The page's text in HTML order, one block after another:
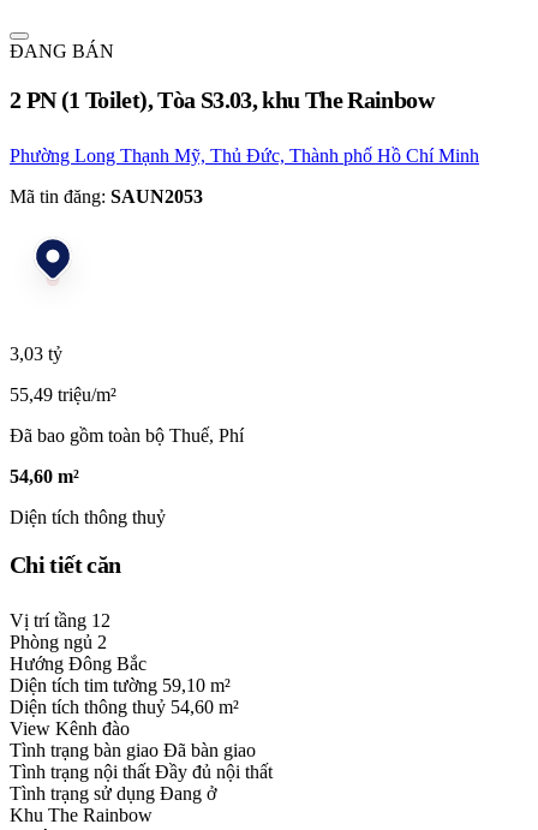
ĐANG BÁN
2 PN (1 Toilet), Tòa S3.03, khu The Rainbow
Phường Long Thạnh Mỹ, Thủ Đức, Thành phố Hồ Chí Minh
Mã tin đăng: SAUN2053
3,03 tỷ
55,49 triệu/m²
Đã bao gồm toàn bộ Thuế, Phí
54,60 m²
Diện tích thông thuỷ
Chi tiết căn
Vị trí tầng 12
Phòng ngủ 2
Hướng Đông Bắc
Diện tích tim tường 59,10 m²
Diện tích thông thuỷ 54,60 m²
View Kênh đào
Tình trạng bàn giao Đã bàn giao
Tình trạng nội thất Đầy đủ nội thất
Tình trạng sử dụng Đang ở
Khu The Rainbow